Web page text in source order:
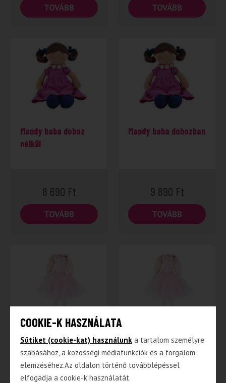
TOVÁBB TOVÁBB
Mandy baba doboz
nélkül
8 690 Ft
TOVÁBB
Mandy baba dobozban
9 890 Ft
TOVÁBB
Marcella a nyúl –
Rózsaszín tüll
ruhában doboz nélkül
Marcella, a nyúl –
Rózsaszín tüll
ruhában dobozban
COOKIE-K HASZNÁLATA
Sütiket (cookie-kat) használunk a tartalom személyre
szabásához, a közösségi médiafunkciók és a forgalom
elemzéséhez.Az oldalon történő továbblépéssel
elfogadja a cookie-k használatát.